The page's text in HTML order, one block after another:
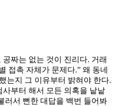
짜는 없는 것이 진리다. 거래
접촉 자체가 문제다.” 왜 동네
는지 그 이유부터 밝혀야 한다.
부터 해서 모든 의혹을 낱낱
러서 뻔한 대답을 백번 들어봐